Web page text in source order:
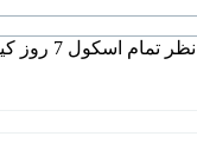
بند رکھنے کا اعلان